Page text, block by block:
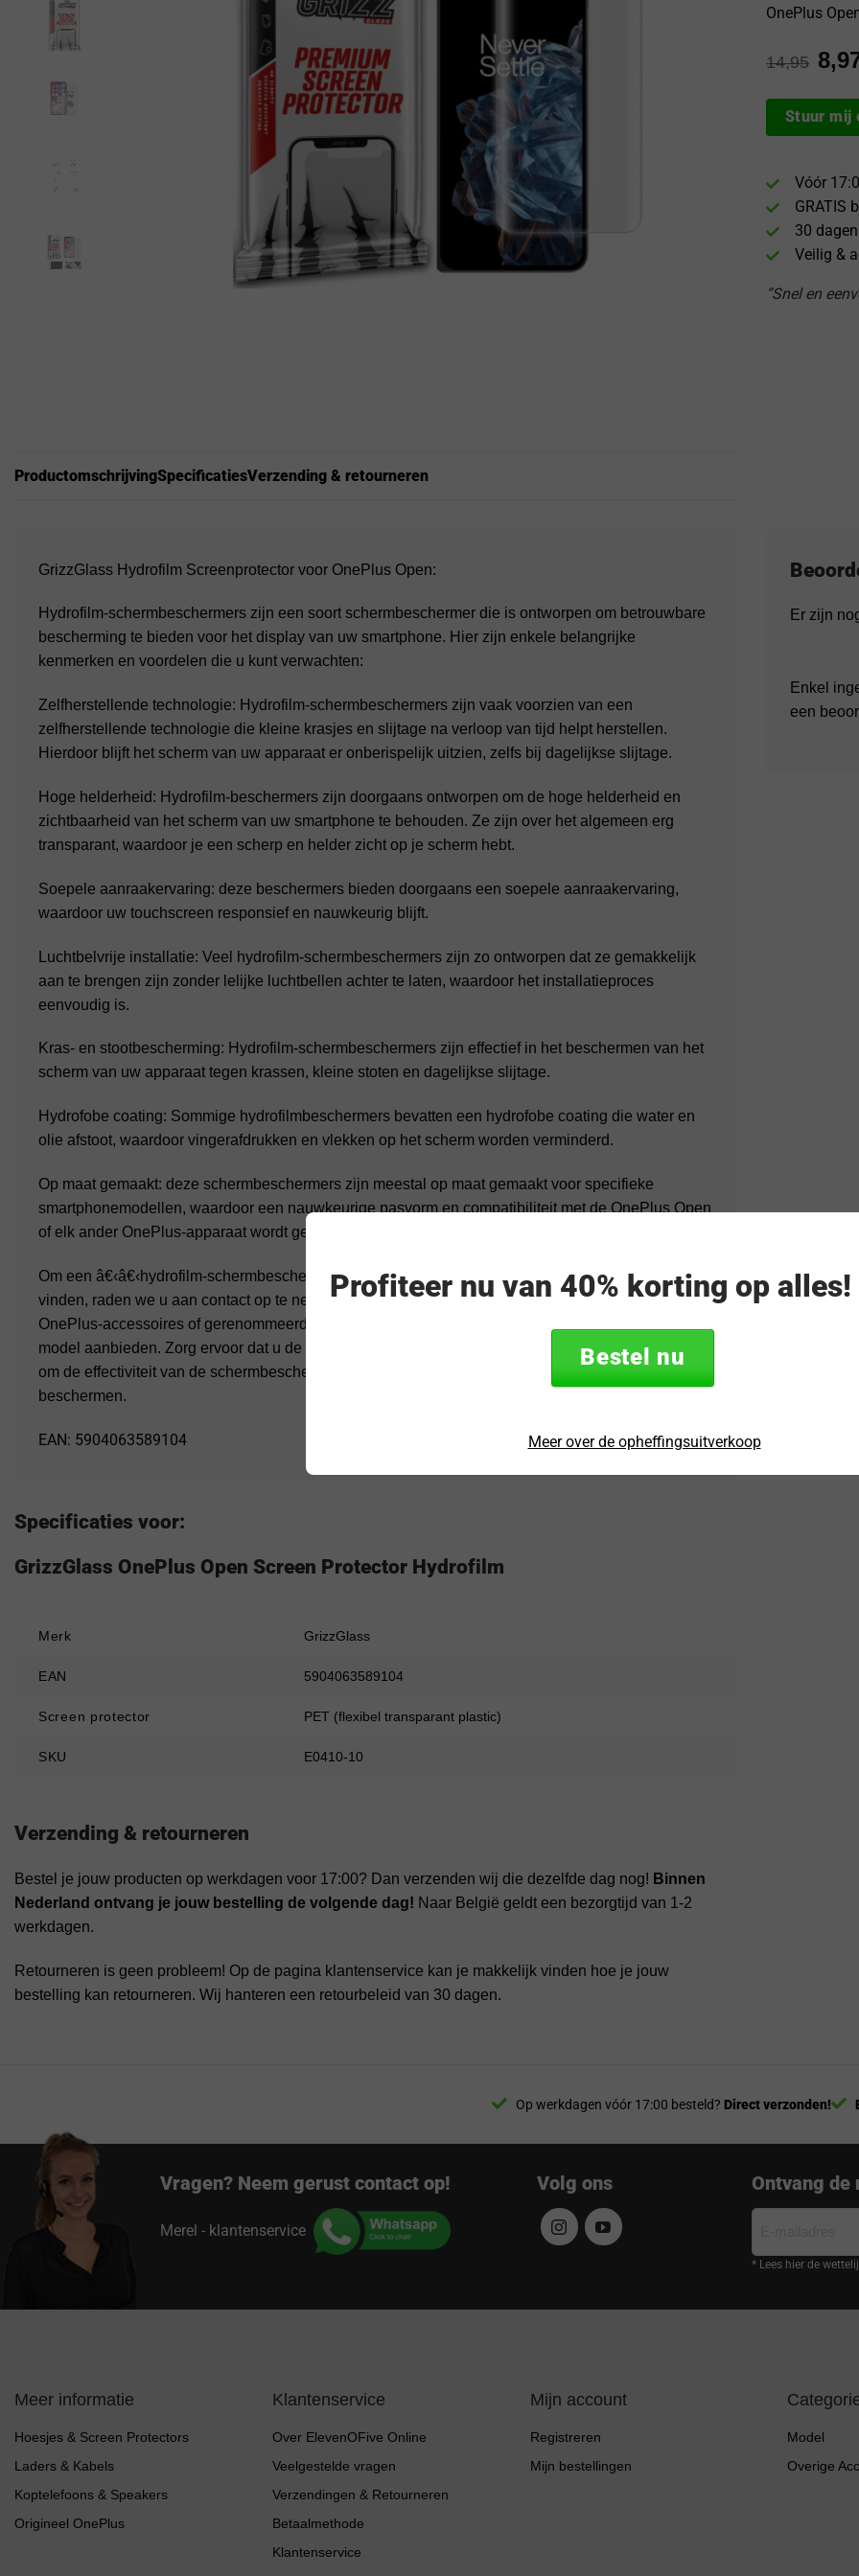
OnePlus
14,95
Stuur mij
Vóór
GRATIS
30
Veilig &
“Snel en
ProductomschrijvingSpecificatiesVerzending & retourneren
GrizzGlass Hydrofilm Screenprotector voor OnePlus Open:
Hydrofilm-schermbeschermers zijn een soort schermbeschermer die is ontworpen om betrouwbare
bescherming te bieden voor het display van uw smartphone. Hier zijn enkele belangrijke
kenmerken en voordelen die u kunt verwachten:
Zelfherstellende technologie: Hydrofilm-schermbeschermers zijn vaak voorzien van een
zelfherstellende technologie die kleine krasjes en slijtage na verloop van tijd helpt herstellen.
Hierdoor blijft het scherm van uw apparaat er onberispelijk uitzien, zelfs bij dagelijkse slijtage.
Hoge helderheid: Hydrofilm-beschermers zijn doorgaans ontworpen om de hoge helderheid en
zichtbaarheid van het scherm van uw smartphone te behouden. Ze zijn over het algemeen erg
transparant, waardoor je een scherp en helder zicht op je scherm hebt.
Soepele aanraakervaring: deze beschermers bieden doorgaans een soepele aanraakervaring,
waardoor uw touchscreen responsief en nauwkeurig blijft.
Luchtbelvrije installatie: Veel hydrofilm-schermbeschermers zijn zo ontworpen dat ze gemakkelijk
aan te brengen zijn zonder lelijke luchtbellen achter te laten, waardoor het installatieproces
eenvoudig is.
Kras- en stootbescherming: Hydrofilm-schermbeschermers zijn effectief in het beschermen van het
scherm van uw apparaat tegen krassen, kleine stoten en dagelijkse slijtage.
Hydrofobe coating: Sommige hydrofilmbeschermers bevatten een hydrofobe coating die water en
olie afstoot, waardoor vingerafdrukken en vlekken op het scherm worden verminderd.
Op maat gemaakt: deze schermbeschermers zijn meestal op maat gemaakt voor specifieke
smartphonemodellen, waardoor een nauwkeurige pasvorm en compatibiliteit met de OnePlus Open
of elk ander OnePlus-apparaat wordt gegarandeerd.
Om een â€‹â€‹hydrofilm-schermbeschermer voor uw specifieke OnePlus Open-smartphone te
vinden, raden we u aan contact op te nemen met geautoriseerde OnePlus-retailers, officieÌˆle
OnePlus-accessoires of gerenommeerde externe fabrikanten die schermbeschermers voor het
model aanbieden. Zorg ervoor dat u de instructies van de fabrikant volgt voor een juiste installatie
om de effectiviteit van de schermbeschermer te maximaliseren en het scherm van uw apparaat te
beschermen.
EAN: 5904063589104
Specificaties voor:
GrizzGlass OnePlus Open Screen Protector Hydrofilm
Merk GrizzGlass
EAN 5904063589104
Screen protector PET (flexibel transparant plastic)
SKU E0410-10
Verzending & retourneren
Bestel je jouw producten op werkdagen voor 17:00? Dan verzenden wij die dezelfde dag nog! Binnen
Nederland ontvang je jouw bestelling de volgende dag! Naar België geldt een bezorgtijd van 1-2
werkdagen.
Retourneren is geen probleem! Op de pagina klantenservice kan je makkelijk vinden hoe je jouw
bestelling kan retourneren. Wij hanteren een retourbeleid van 30 dagen.
Er zijn
Enkel
een
Op werkdagen vóór 17:00 besteld? Direct verzonden!
Vragen? Neem gerust contact op!
Merel - klantenservice
Volg ons Ontvang
* Lees hier de
Meer informatie
Hoesjes & Screen Protectors
Laders & Kabels
Koptelefoons & Speakers
Origineel OnePlus
Klantenservice
Over ElevenOFive Online
Veelgestelde vragen
Verzendingen & Retourneren
Betaalmethode
Klantenservice
Mijn account
Registreren
Mijn bestellingen
Model
Overige
Profiteer nu van 40% korting op alles!
Bestel nu
Meer over de opheffingsuitverkoop